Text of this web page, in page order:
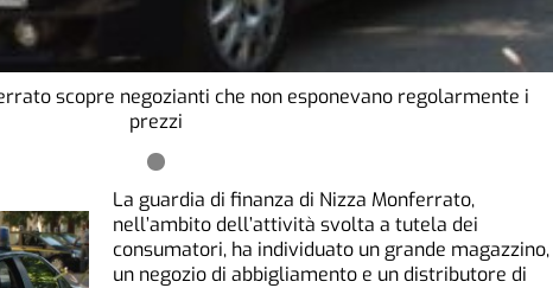
scopre negozianti che non esponevano regolarmente i
prezzi
La guardia di finanza di Nizza Monferrato,
nell’ambito dell’attività svolta a tutela dei
consumatori, ha individuato un grande magazzino,
un negozio di abbigliamento e un distributore di